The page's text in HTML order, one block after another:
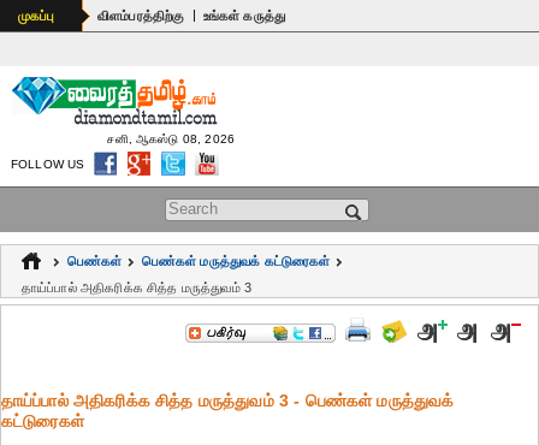
முகப்பு விளம்பரத்திற்கு | உங்கள் கருத்து
Search form
சனி, ஆகஸ்டு 08, 2026
FOLLOW US
பெண்கள்
பெண்கள் மருத்துவக் கட்டுரைகள்
தாய்ப்பால் அதிகரிக்க சித்த மருத்துவம் 3
தாய்ப்பால் அதிகரிக்க சித்த மருத்துவம் 3 - பெண்கள் மருத்துவக்
கட்டுரைகள்